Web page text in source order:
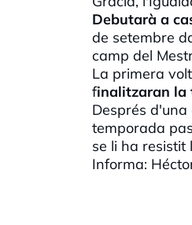
Debutarà a
de setembre
camp del
La primera
finalitzaran la
Després
temporada
se li ha resistit
Informa: